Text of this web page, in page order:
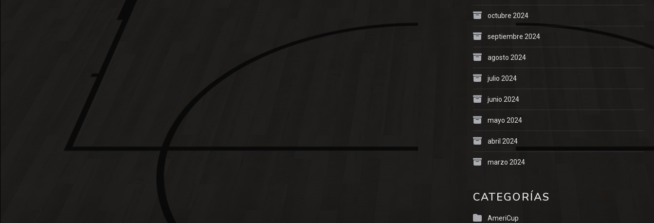
octubre 2024
septiembre 2024
agosto 2024
julio 2024
junio 2024
mayo 2024
abril 2024
marzo 2024
CATEGORÍAS
AmeriCup